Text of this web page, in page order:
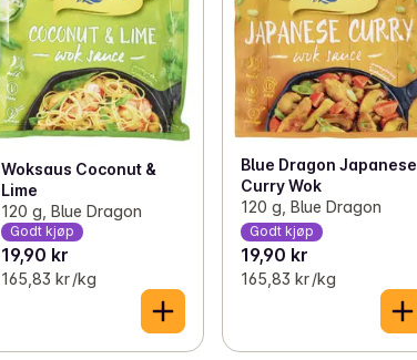
Woksaus Coconut &
Lime
120 g, Blue Dragon
Godt kjøp
19,90 kr
165,83 kr /kg
Blue Dragon Japanese
Curry Wok
120 g, Blue Dragon
Godt kjøp
19,90 kr
165,83 kr /kg